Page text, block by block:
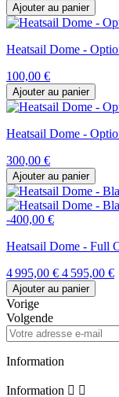
Ajouter au panier
Heatsail Dome -
100,00 €
Ajouter au panier
Heatsail Dome -
300,00 €
Ajouter au panier
-400,00 €
Heatsail Dome - Full
4 995,00 € 4 595,00 €
Ajouter au panier
Vorige
Volgende
Information
Information  